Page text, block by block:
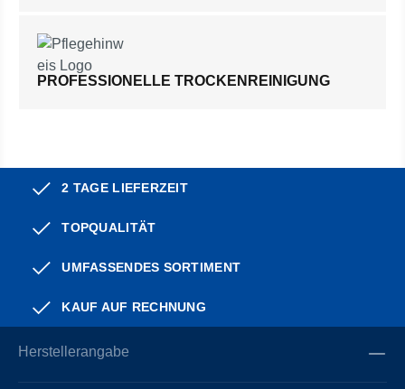
PROFESSIONELLE TROCKENREINIGUNG
2 TAGE LIEFERZEIT
TOPQUALITÄT
UMFASSENDES SORTIMENT
KAUF AUF RECHNUNG
Herstellerangabe